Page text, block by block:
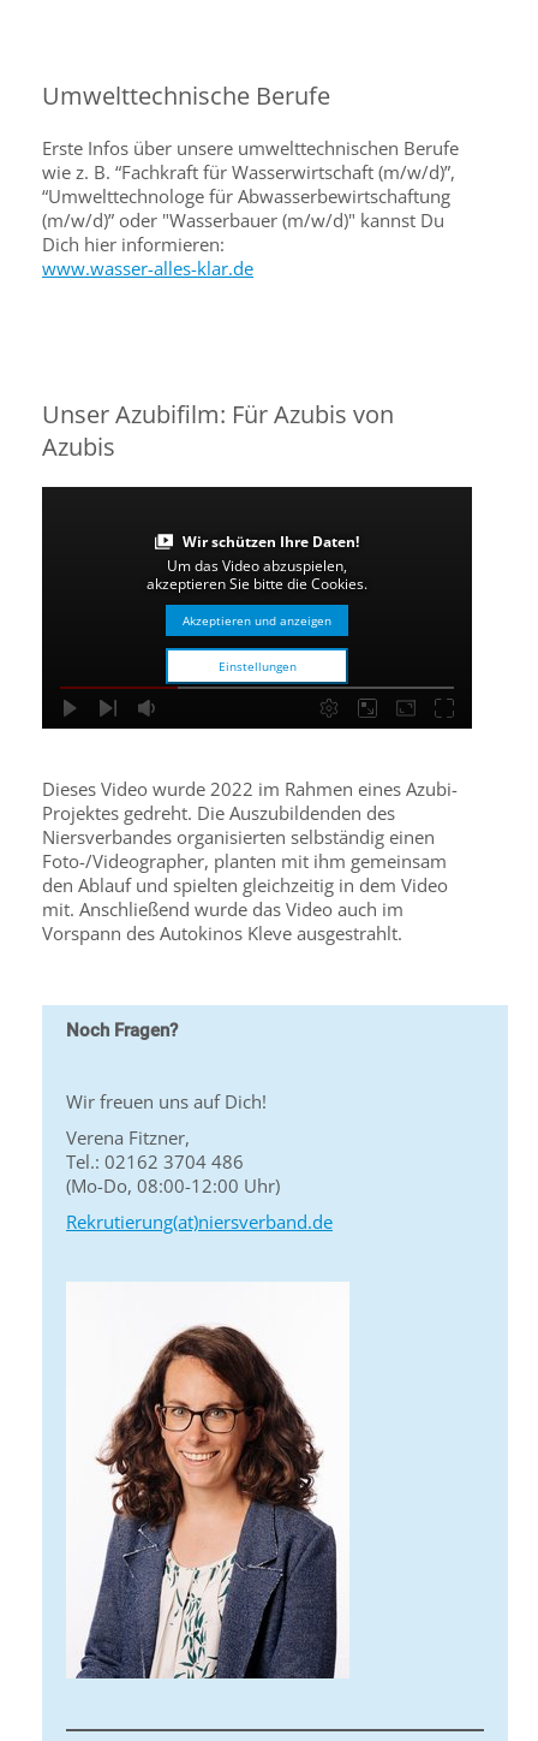
Umwelttechnische Berufe
Erste Infos über unsere umwelttechnischen Berufe
wie z. B. “Fachkraft für Wasserwirtschaft (m/w/d)”,
“Umwelttechnologe für Abwasserbewirtschaftung
(m/w/d)” oder "Wasserbauer (m/w/d)" kannst Du
Dich hier informieren:
www.wasser-alles-klar.de
Unser Azubifilm: Für Azubis von
Azubis
Wir schützen Ihre Daten!
Um das Video abzuspielen,
akzeptieren Sie bitte die Cookies.
Akzeptieren und anzeigen
Einstellungen
Dieses Video wurde 2022 im Rahmen eines Azubi-
Projektes gedreht. Die Auszubildenden des
Niersverbandes organisierten selbständig einen
Foto-/Videographer, planten mit ihm gemeinsam
den Ablauf und spielten gleichzeitig in dem Video
mit. Anschließend wurde das Video auch im
Vorspann des Autokinos Kleve ausgestrahlt.
Noch Fragen?
Wir freuen uns auf Dich!
Verena Fitzner,
Tel.: 02162 3704 486
(Mo-Do, 08:00-12:00 Uhr)
Rekrutierung(at)niersverband.de